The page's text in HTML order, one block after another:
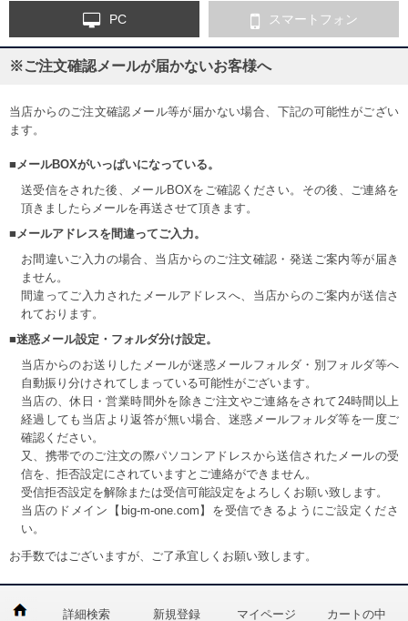
PC スマートフォン
※ご注文確認メールが届かないお客様へ
当店からのご注文確認メール等が届かない場合、下記の可能性がござい
ます。
■メールBOXがいっぱいになっている。
送受信をされた後、メールBOXをご確認ください。その後、ご連絡を
頂きましたらメールを再送させて頂きます。
■メールアドレスを間違ってご入力。
お間違いご入力の場合、当店からのご注文確認・発送ご案内等が届き
ません。
間違ってご入力されたメールアドレスへ、当店からのご案内が送信さ
れております。
■迷惑メール設定・フォルダ分け設定。
当店からのお送りしたメールが迷惑メールフォルダ・別フォルダ等へ
自動振り分けされてしまっている可能性がございます。
当店の、休日・営業時間外を除きご注文やご連絡をされて24時間以上
経過しても当店より返答が無い場合、迷惑メールフォルダ等を一度ご
確認ください。
又、携帯でのご注文の際パソコンアドレスから送信されたメールの受
信を、拒否設定にされていますとご連絡ができません。
受信拒否設定を解除または受信可能設定をよろしくお願い致します。
当店のドメイン【big-m-one.com】を受信できるようにご設定くださ
い。
お手数ではございますが、ご了承宜しくお願い致します。
詳細検索 新規登録 マイページ カートの中